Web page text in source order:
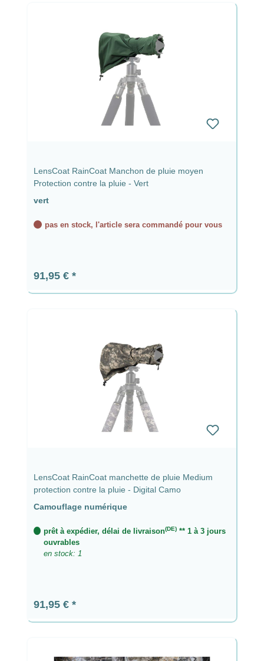
LensCoat RainCoat Manchon de pluie moyen
Protection contre la pluie - Vert
vert
pas en stock, l'article sera commandé pour vous
Prix régulier :
91,95 €
LensCoat RainCoat manchette de pluie Medium
protection contre la pluie - Digital Camo
Camouflage numérique
prêt à expédier, délai de livraison(DE)** 1 à 3 jours
ouvrables
en stock: 1
Prix régulier :
91,95 €